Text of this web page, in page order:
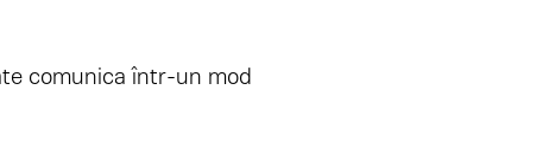
comunica într-un mod